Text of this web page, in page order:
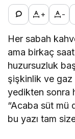
+ -
Her sabah
ama birkaç
huzursuzluk
şişkinlik ve
yedikten sonra
“Acaba süt mü
bu yazı tam